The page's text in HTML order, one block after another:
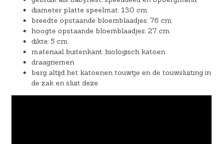
diameter platte speelmat: 130 cm.
breedte opstaande bloemblaadjes: 76 cm.
hoogte opstaande bloemblaadjes: 27 cm.
dikte: 5 cm.
materiaal buitenkant: biologisch katoen
draagriemen
berg altijd het katoenen touwtje en de touwsluiting in
de zak en sluit deze